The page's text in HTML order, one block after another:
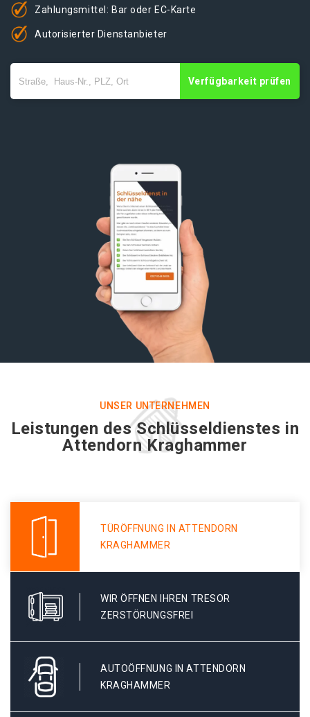
Zahlungsmittel: Bar oder EC-Karte
Autorisierter Dienstanbieter
Verfügbarkeit prüfen
UNSER UNTERNEHMEN
Leistungen des Schlüsseldienstes in
Attendorn Kraghammer
TÜRÖFFNUNG IN ATTENDORN
KRAGHAMMER
WIR ÖFFNEN IHREN TRESOR
ZERSTÖRUNGSFREI
AUTOÖFFNUNG IN ATTENDORN
KRAGHAMMER